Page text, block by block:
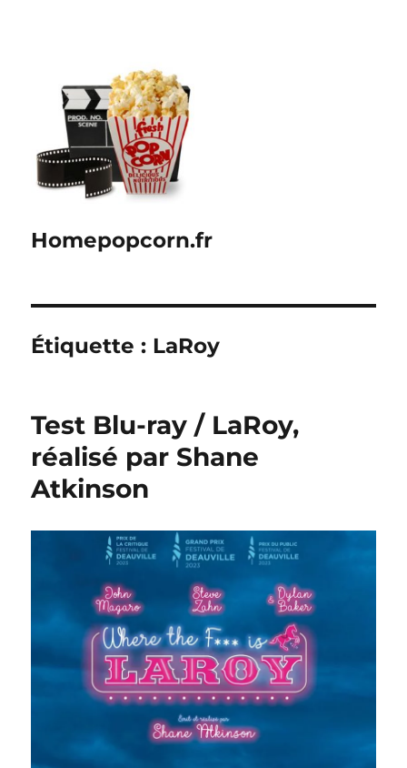
Homepopcorn.fr
Étiquette : LaRoy
Test Blu-ray / LaRoy,
réalisé par Shane
Atkinson